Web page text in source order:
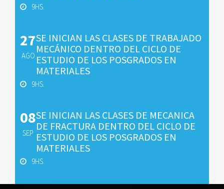
9HS.
27
AGO
SE INICIAN LAS CLASES DE TRABAJADO
MECÁNICO DENTRO DEL CICLO DE
ESTUDIO DE LOS POSGRADOS EN
MATERIALES
9HS.
08
SEP
SE INICIAN LAS CLASES DE MECANICA
DE FRACTURA DENTRO DEL CICLO DE
ESTUDIO DE LOS POSGRADOS EN
MATERIALES
9HS.